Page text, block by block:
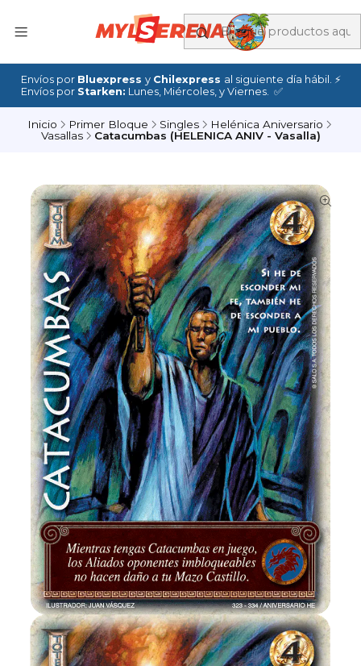
Envíos por Bluexpress y Chilexpress al siguiente día hábil. ⚡
Envíos por Starken: Lunes, Miércoles, y Viernes. ✅
Inicio Primer Bloque Singles
Helénica Aniversario
Vasallas
Catacumbas (HELENICA ANIV - Vasalla)